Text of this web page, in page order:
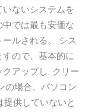
ないシステムを
では最も安価な
ルされる。 シス
ので、基本的に
アップし. クリー
の場合、パソコン
提供していないと